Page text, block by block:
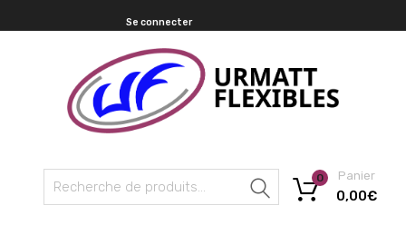
Se connecter
Recherche
Panier
0,00€
0